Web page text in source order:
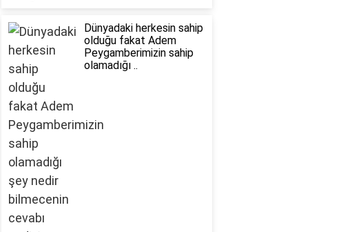
Dünyadaki herkesin sahip
olduğu fakat Adem
Peygamberimizin sahip
olamadığı ..